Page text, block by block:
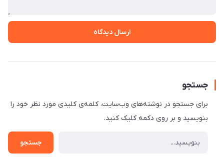
ارسال دیدگاه
جستجو
برای جستجو در نوشته‌های وب‌سایت، کلمه‌ی کلیدی مورد نظر خود را
بنویسید و بر روی دکمه کلیک کنید.
جستجو